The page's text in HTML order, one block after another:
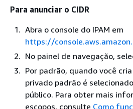
Para anunciar o CIDR
Abra o console do IPAM em
https://
No painel de navegação,
Por padrão, quando você
privado padrão é
público. Para obter mais
escopos, consulte Como